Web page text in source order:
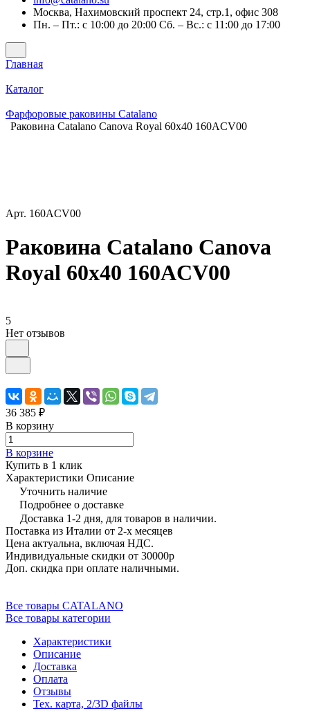
Москва, Нахимовский проспект 24, стр.1, офис 308
Пн. – Пт.: с 10:00 до 20:00 Сб. – Вс.: с 11:00 до 17:00
Главная
Каталог
Фарфоровые раковины Catalano
Раковина Catalano Canova Royal 60x40 160ACV00
Арт. 160ACV00
Раковина Catalano Canova
Royal 60x40 160ACV00
5
Нет отзывов
36 385 ₽
В корзину
В корзине
Купить в 1 клик
Характеристики Описание
Уточнить наличие
Подробнее о доставке
Доставка 1-2 дня, для товаров в наличии.
Поставка из Италии от 2-х месяцев
Цена актуальна, включая НДС.
Индивидуальные скидки от 30000р
Доп. скидка при оплате наличными.
Все товары CATALANO
Все товары категории
Характеристики
Описание
Доставка
Оплата
Отзывы
Тех. карта, 2/3D файлы